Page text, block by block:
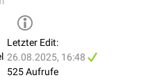
Letzter Edit:
26.08.2025, 16:48
525 Aufrufe